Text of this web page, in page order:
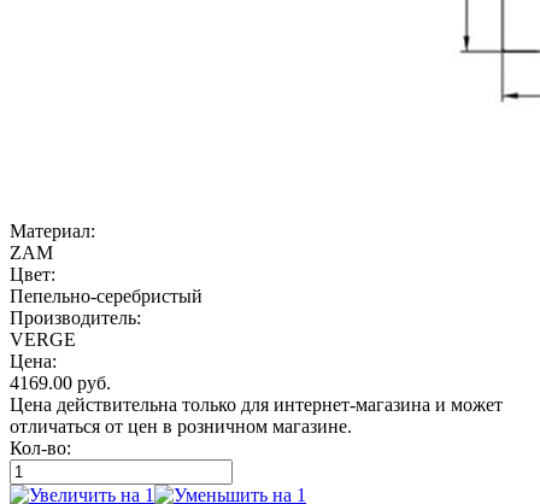
Материал:
ZAM
Цвет:
Пепельно-серебристый
Производитель:
VERGE
Цена:
4169.00 руб.
Цена действительна только для интернет-магазина и может
отличаться от цен в розничном магазине.
Кол-во: